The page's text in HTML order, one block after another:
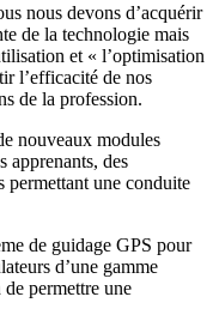
nous devons d’acquérir
de la technologie mais
et « l’optimisation
l’efficacité de nos
de la profession.
nouveaux modules
apprenants, des
permettant une conduite
de guidage GPS pour
d’une gamme
permettre une